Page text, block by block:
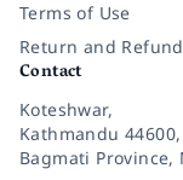
Terms of Use
Return and
Contact
Koteshwar,
Kathmandu 44600,
Bagmati Province,